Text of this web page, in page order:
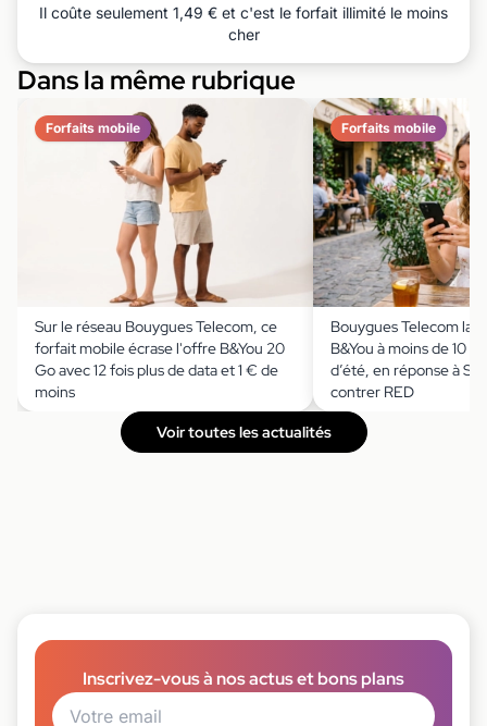
Il coûte seulement 1,49 € et c'est le forfait illimité le moins
cher
Dans la même rubrique
Forfaits mobile
Sur le réseau Bouygues Telecom, ce
forfait mobile écrase l'offre B&You 20
Go avec 12 fois plus de data et 1 € de
moins
Forfaits mobile
Bouygues Telecom
B&You à moins de 10
d’été, en réponse à
contrer RED
Voir toutes les actualités
Inscrivez-vous à nos actus et bons plans